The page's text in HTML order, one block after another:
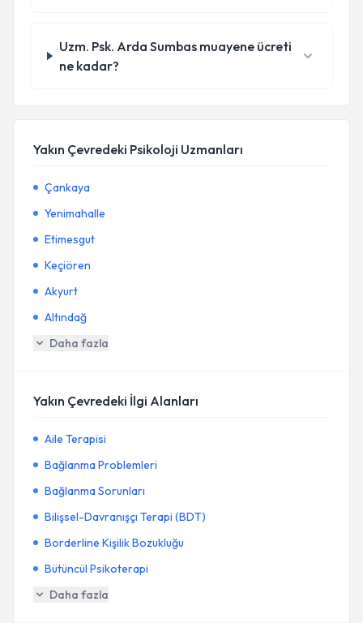
Uzm. Psk. Arda Sumbas muayene ücreti
ne kadar?
Yakın Çevredeki Psikoloji Uzmanları
Çankaya
Yenimahalle
Etimesgut
Keçiören
Akyurt
Altındağ
Daha fazla
Yakın Çevredeki İlgi Alanları
Aile Terapisi
Bağlanma Problemleri
Bağlanma Sorunları
Bilişsel-Davranışçı Terapi (BDT)
Borderline Kişilik Bozukluğu
Bütüncül Psikoterapi
Daha fazla